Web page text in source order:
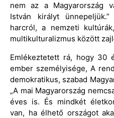
nem az a Magyarország
István királyt
harcról, a nemzeti
multikulturalizmus között
Emlékeztetett rá, hogy 30
ember személyisége, A
demokratikus, szabad
„A mai Magyarország
éves is. És mindkét
van, ha élhető országot